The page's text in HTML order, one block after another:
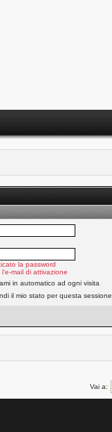
la password
mail di attivazione
in automatico ad ogni visita
il mio stato per questa sessione
Vai a: